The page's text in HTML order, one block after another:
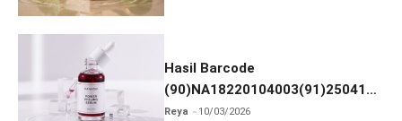
Hasil Barcode
(90)NA18220104003(91)250418
dan Izin BPOM
Reya 10/03/2026